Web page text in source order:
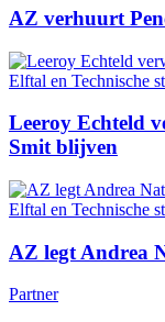
AZ verhuurt
Elftal en Technische
Leeroy Echteld
Smit blijven
Elftal en Technische
AZ legt Andrea
Partner